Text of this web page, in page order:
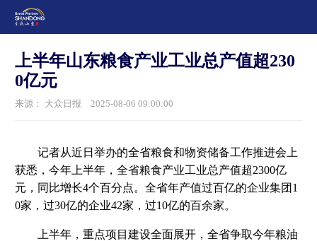
上半年山东粮食产业工业总产值超230
0亿元
来源： 大众日报 2025-08-06 09:00:00
记者从近日举办的全省粮食和物资储备工作推进会上
获悉，今年上半年，全省粮食产业工业总产值超2300亿
元，同比增长4个百分点。全省年产值过百亿的企业集团1
0家，过30亿的企业42家，过10亿的百余家。
上半年，重点项目建设全面展开，全省争取今年粮油